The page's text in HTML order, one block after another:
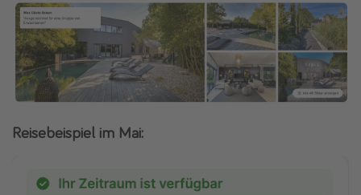
Reisebeispiel im Mai: